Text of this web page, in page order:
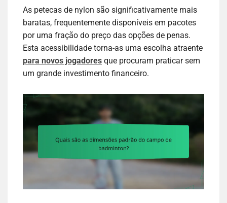
As petecas de nylon são significativamente mais
baratas, frequentemente disponíveis em pacotes
por uma fração do preço das opções de penas.
Esta acessibilidade torna-as uma escolha atraente
para novos jogadores que procuram praticar sem
um grande investimento financeiro.